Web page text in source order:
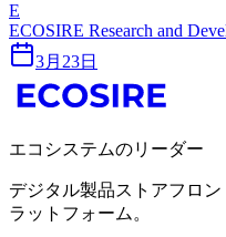
E
ECOSIRE Research and
3月23日
エコシステムのリーダー
デジタル製品ストアフロン
ラットフォーム。